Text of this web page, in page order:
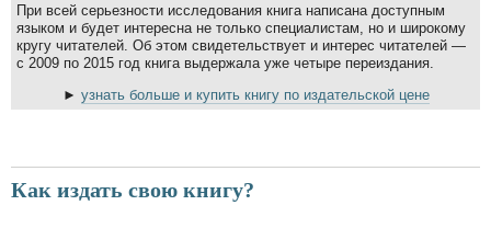
При всей серьезности исследования книга написана доступным
языком и будет интересна не только специалистам, но и широкому
кругу читателей. Об этом свидетельствует и интерес читателей —
с 2009 по 2015 год книга выдержала уже четыре переиздания.
► узнать больше и купить книгу по издательской цене
Как издать свою книгу?